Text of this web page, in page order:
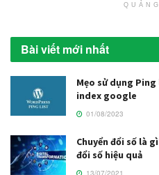
Bài viết mới nhất
Mẹo sử dụng
index google
01/08/2023
Chuyển đổi số là
đổi số hiệu quả
13/07/2021